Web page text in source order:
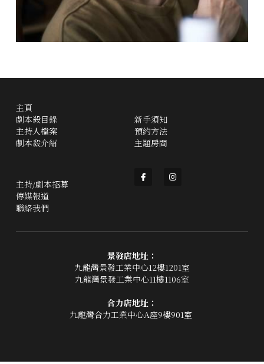
主頁
劇本殺目錄
主持人檔案
劇本殺介紹
新手須知
預約方法
主題房間
主持/劇本招募
傳媒報道
聯絡我們
景發店地址：
九龍灣景發工業中心12樓1201室
九龍灣景發工業中心11樓1106室
合力店地址：
九龍灣合力工業中心A座9樓901室